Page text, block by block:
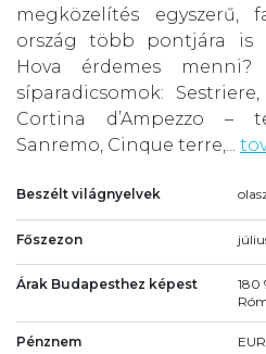
megközelítés egyszerű,
ország több pontjára is
Hova érdemes menni?
síparadicsomok:
Cortina d’Ampezzo –
Sanremo, Cinque terre,...
Beszélt világnyelvek
Főszezon
Árak Budapesthez képest
180
Pénznem EUR